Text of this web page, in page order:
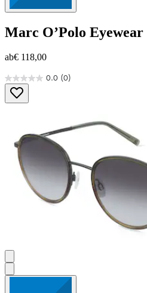
Marc O’Polo Eyewear
ab€ 118,00
0.0 (0)
0.0
von
5